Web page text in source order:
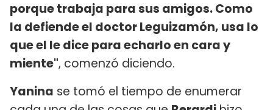
porque trabaja para sus amigos. Como
la defiende el doctor Leguizamón, usa lo
que el le dice para echarlo en cara y
miente", comenzó diciendo.
Yanina se tomó el tiempo de enumerar